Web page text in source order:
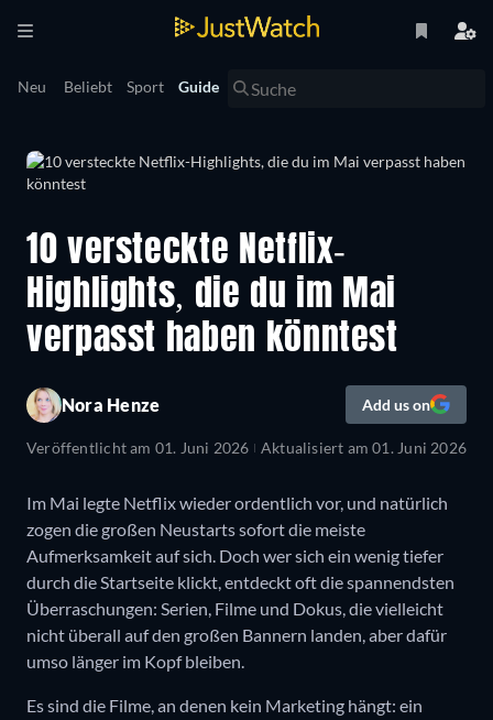
Neu Beliebt Sport Guide
10 versteckte Netflix-
Highlights, die du im Mai
verpasst haben könntest
Nora Henze Add us on
Veröffentlicht am 01. Juni 2026 Aktualisiert am01. Juni 2026
Im Mai legte Netflix wieder ordentlich vor, und natürlich
zogen die großen Neustarts sofort die meiste
Aufmerksamkeit auf sich. Doch wer sich ein wenig tiefer
durch die Startseite klickt, entdeckt oft die spannendsten
Überraschungen: Serien, Filme und Dokus, die vielleicht
nicht überall auf den großen Bannern landen, aber dafür
umso länger im Kopf bleiben.
Es sind die Filme, an denen kein Marketing hängt: ein